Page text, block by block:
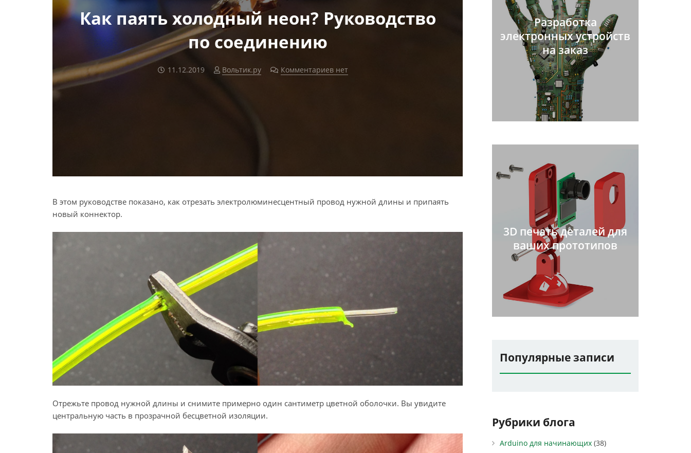
Как паять холодный неон? Руководство
по соединению
11.12.2019 Вольтик.ру Комментариев нет
В этом руководстве показано, как отрезать электролюминесцентный провод нужной длины и припаять
новый коннектор.
Отрежьте провод нужной длины и снимите примерно один сантиметр цветной оболочки. Вы увидите
центральную часть в прозрачной бесцветной изоляции.
Разработка
электронных устройств
на заказ
3D печать деталей для
ваших прототипов
Популярные записи
Рубрики блога
Arduino для начинающих (38)